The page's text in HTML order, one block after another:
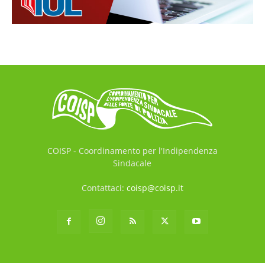
COISP - Coordinamento per l'Indipendenza
Sindacale
Contattaci: coisp@coisp.it